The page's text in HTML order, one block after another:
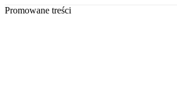
Promowane treści